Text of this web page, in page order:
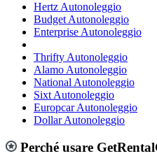
Hertz Autonoleggio
Budget Autonoleggio
Enterprise Autonoleggio
Thrifty Autonoleggio
Alamo Autonoleggio
National Autonoleggio
Sixt Autonoleggio
Europcar Autonoleggio
Dollar Autonoleggio
Perché usare